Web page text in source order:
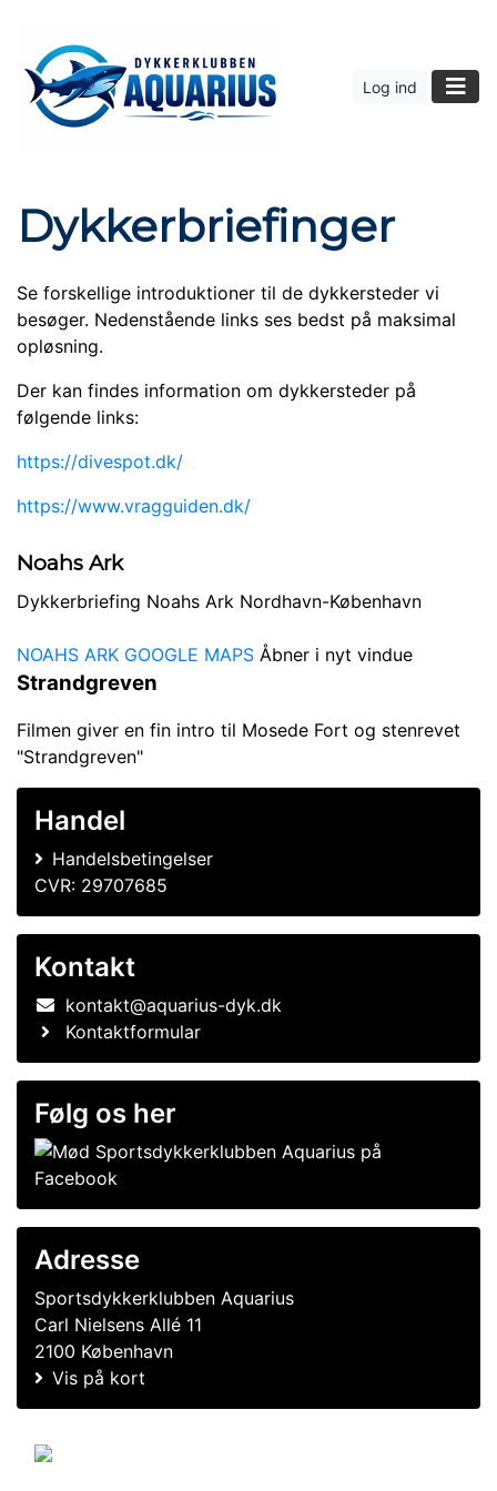
Log ind
Dykkerbriefinger
Se forskellige introduktioner til de dykkersteder vi
besøger. Nedenstående links ses bedst på maksimal
opløsning.
Der kan findes information om dykkersteder på
følgende links:
https://divespot.dk/
https://www.vragguiden.dk/
Noahs Ark
Dykkerbriefing Noahs Ark Nordhavn-København
NOAHS ARK GOOGLE MAPS Åbner i nyt vindue
Strandgreven
Filmen giver en fin intro til Mosede Fort og stenrevet
"Strandgreven"
Handel
Handelsbetingelser
CVR: 29707685
Kontakt
kontakt@aquarius-dyk.dk
Kontaktformular
Følg os her
Adresse
Sportsdykkerklubben Aquarius
Carl Nielsens Allé 11
2100 København
Vis på kort